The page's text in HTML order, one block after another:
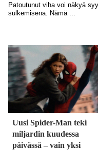
Uusi Spider-Man teki
miljardin kuudessa
päivässä – vain yksi